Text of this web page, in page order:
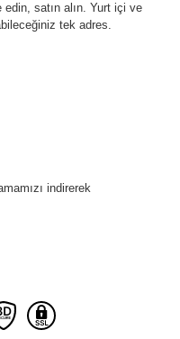
satın alın. Yurt içi ve
tek adres.
indirerek